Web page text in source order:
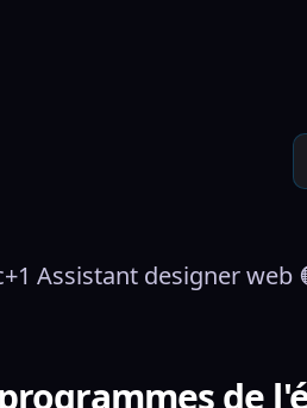
Assistant designer web
de